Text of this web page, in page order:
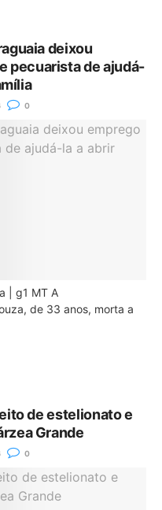
deixou
pecuarista de ajudá-
0
| g1 MT A
de 33 anos, morta a
de estelionato e
Grande
0